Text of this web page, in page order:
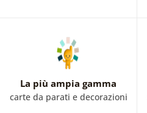
La più ampia gamma
carte da parati e decorazioni